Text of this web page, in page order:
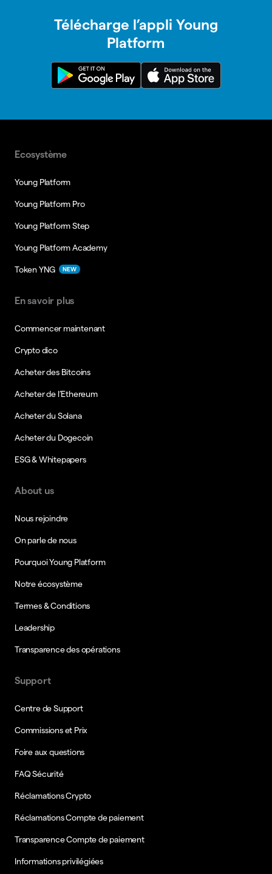
Télécharge l’appli Young
Platform
Ecosystème
Young Platform
Young Platform Pro
Young Platform Step
Young Platform Academy
Token YNG NEW
En savoir plus
Commencer maintenant
Crypto dico
Acheter des Bitcoins
Acheter de l’Ethereum
Acheter du Solana
Acheter du Dogecoin
ESG & Whitepapers
About us
Nous rejoindre
On parle de nous
Pourquoi Young Platform
Notre écosystème
Termes & Conditions
Leadership
Transparence des opérations
Support
Centre de Support
Commissions et Prix
Foire aux questions
FAQ Sécurité
Réclamations Crypto
Réclamations Compte de paiement
Transparence Compte de paiement
Informations privilégiées